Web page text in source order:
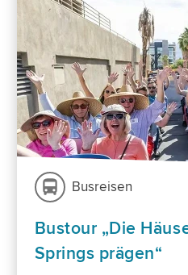
Busreisen
Bustour „Die
Springs prägen“